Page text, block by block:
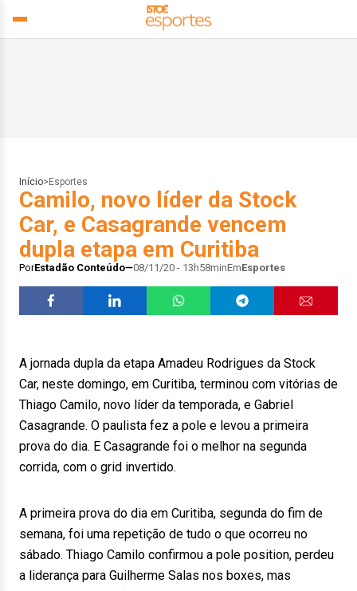
Início> Esportes
Camilo, novo líder da Stock
Car, e Casagrande vencem
dupla etapa em Curitiba
PorEstadão Conteúdo 08/11/20 - 13h58minEmEsportes
A jornada dupla da etapa Amadeu Rodrigues da Stock
Car, neste domingo, em Curitiba, terminou com vitórias de
Thiago Camilo, novo líder da temporada, e Gabriel
Casagrande. O paulista fez a pole e levou a primeira
prova do dia. E Casagrande foi o melhor na segunda
corrida, com o grid invertido.
A primeira prova do dia em Curitiba, segunda do fim de
semana, foi uma repetição de tudo o que ocorreu no
sábado. Thiago Camilo confirmou a pole position, perdeu
a liderança para Guilherme Salas nos boxes, mas